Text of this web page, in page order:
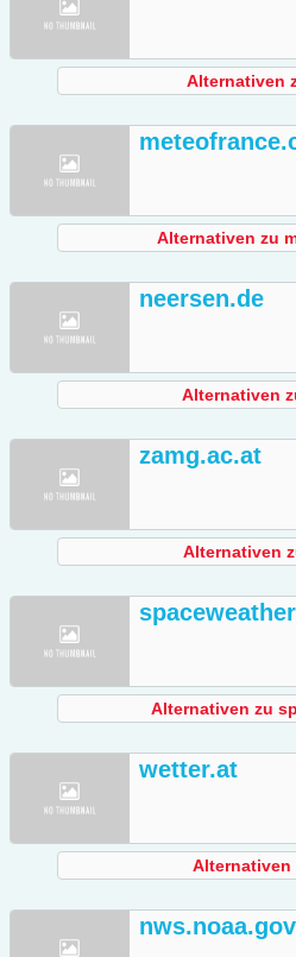
Alternativen
Alternativen zu
neersen.de
Alternativen
zamg.ac.at
Alternativen
Alternativen zu
wetter.at
Alternativen
nws.noaa.gov